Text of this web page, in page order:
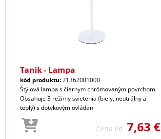
Tanik - Lampa
kód produktu:21362001000
Štýlová lampa s čiernym chrómovaným povrchom.
Obsahuje 3 režimy svietenia (biely, neutrálny a
teplý) s dotykovým ovládan
Cena od 7,63 €